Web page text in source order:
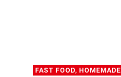
FAST FOOD, HOMEMADE